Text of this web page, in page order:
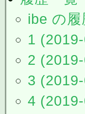
ibe の
1
2
3
4